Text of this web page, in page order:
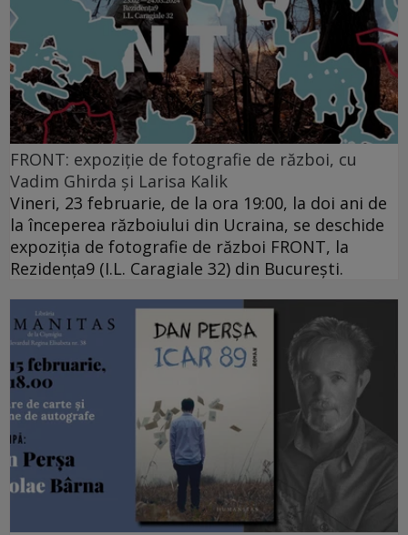
FRONT: expoziție de fotografie de război, cu
Vadim Ghirda și Larisa Kalik
Vineri, 23 februarie, de la ora 19:00, la doi ani de
la începerea războiului din Ucraina, se deschide
expoziția de fotografie de război FRONT, la
Rezidența9 (I.L. Caragiale 32) din București.